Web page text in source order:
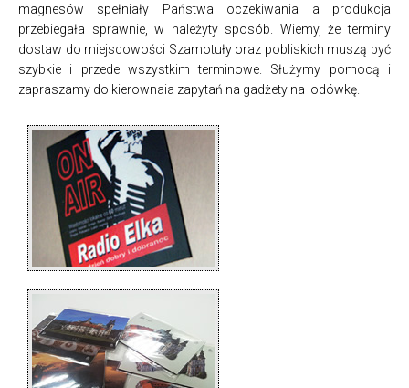
magnesów spełniały Państwa oczekiwania a produkcja
przebiegała sprawnie, w należyty sposób. Wiemy, że terminy
dostaw do miejscowości Szamotuły oraz pobliskich muszą być
szybkie i przede wszystkim terminowe. Służymy pomocą i
zapraszamy do kierownaia zapytań na gadżety na lodówkę.